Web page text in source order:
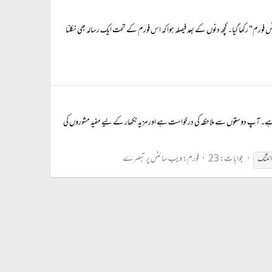
رکھا گیا۔ کچھ دنوں کے بعد فیصلہ ہوا کہ اس فورم کے تحت ایک رسالہ بھی نکلنا
ہے۔ آپ دوستوں سے ملاحظہ کی درخواست ہے اور مزید نکھار کے لیے مفید مشوروں کی
جوابات: 23 فورم:ویب سائٹس پر تبصرے